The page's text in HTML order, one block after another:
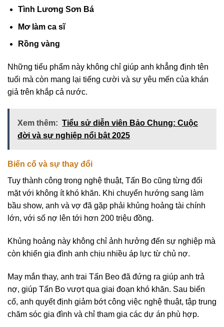
Tình Lương Sơn Bá
Mơ làm ca sĩ
Rồng vàng
Những tiểu phẩm này không chỉ giúp anh khẳng định tên
tuổi mà còn mang lại tiếng cười và sự yêu mến của khán
giả trên khắp cả nước.
Xem thêm: Tiểu sử diễn viên Bảo Chung: Cuộc
đời và sự nghiệp nổi bật 2025
Biến cố và sự thay đổi
Tuy thành công trong nghệ thuật, Tấn Bo cũng từng đối
mặt với không ít khó khăn. Khi chuyển hướng sang làm
bầu show, anh và vợ đã gặp phải khủng hoảng tài chính
lớn, với số nợ lên tới hơn 200 triệu đồng.
Khủng hoảng này không chỉ ảnh hưởng đến sự nghiệp mà
còn khiến gia đình anh chịu nhiều áp lực từ chủ nợ.
May mắn thay, anh trai Tấn Beo đã đứng ra giúp anh trả
nợ, giúp Tấn Bo vượt qua giai đoạn khó khăn. Sau biến
cố, anh quyết định giảm bớt công việc nghệ thuật, tập trung
chăm sóc gia đình và chỉ tham gia các dự án phù hợp.